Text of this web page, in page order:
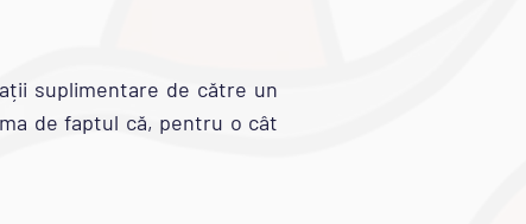
suplimentare de către un
de faptul că, pentru o cât